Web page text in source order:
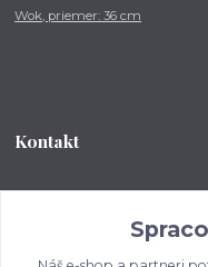
Wok, priemer: 36 cm
Kontakt
od 8:00 - do 16:00 hod